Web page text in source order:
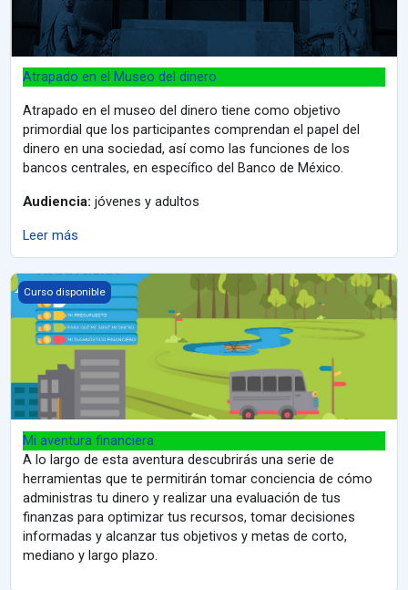
Atrapado en el Museo del dinero
Atrapado en el museo del dinero tiene como objetivo
primordial que los participantes comprendan el papel del
dinero en una sociedad, así como las funciones de los
bancos centrales, en específico del Banco de México.
Audiencia: jóvenes y adultos
Leer más
Mi aventura financiera
Curso disponible
Mi aventura financiera
A lo largo de esta aventura descubrirás una serie de
herramientas que te permitirán tomar conciencia de cómo
administras tu dinero y realizar una evaluación de tus
finanzas para optimizar tus recursos, tomar decisiones
informadas y alcanzar tus objetivos y metas de corto,
mediano y largo plazo.